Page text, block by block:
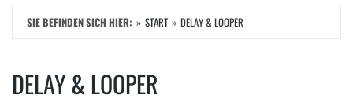
SIE BEFINDEN SICH HIER: START DELAY & LOOPER
DELAY & LOOPER